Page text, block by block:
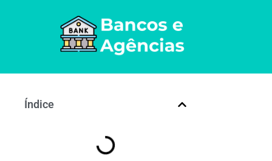
Índice